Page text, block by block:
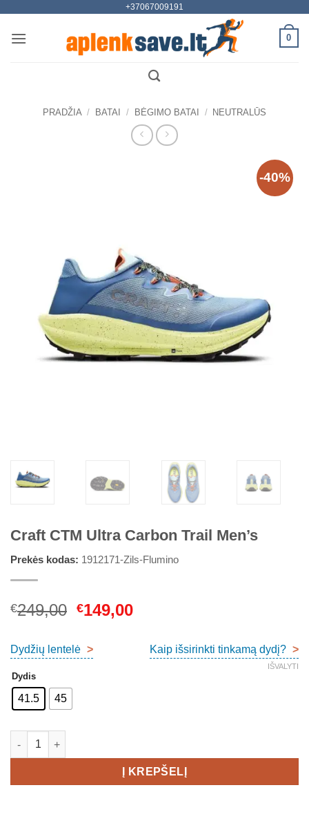
content
+37067009191
0
PRADŽIA / BATAI / BĖGIMO BATAI / NEUTRALŪS
-40%
Craft CTM Ultra Carbon Trail Men’s
Prekės kodas: 1912171-Zils-Flumino
€249,00 Original
was:
€249,00.
€149,00Current
is:
€149,00.
Dydžių lentelė > Kaip išsirinkti tinkamą dydį? >
Dydis
41.5 45
IŠVALYTI
produkto kiekis: Craft CTM Ultra Carbon Trail Men's
Į KREPŠELĮ